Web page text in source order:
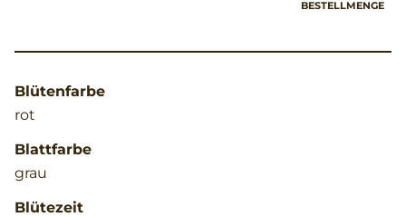
BESTELLMENGE
Blütenfarbe
rot
Blattfarbe
grau
Blütezeit